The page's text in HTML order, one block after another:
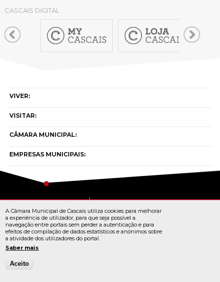
CASCAIS DIGITAL
VIVER:
VISITAR:
CÂMARA MUNICIPAL:
EMPRESAS MUNICIPAIS:
Todos os direitos reservados
TERMOS E CONDIÇÕES
© Cascais 2026
A Câmara Municipal de Cascais utiliza cookies para melhorar
a experiência de utilizador, para que seja possível a
navegação entre portais sem perder a autenticação e para
efeitos de compilação de dados estatísticos e anónimos sobre
a atividade dos utilizadores do portal.
Saber mais
Aceito